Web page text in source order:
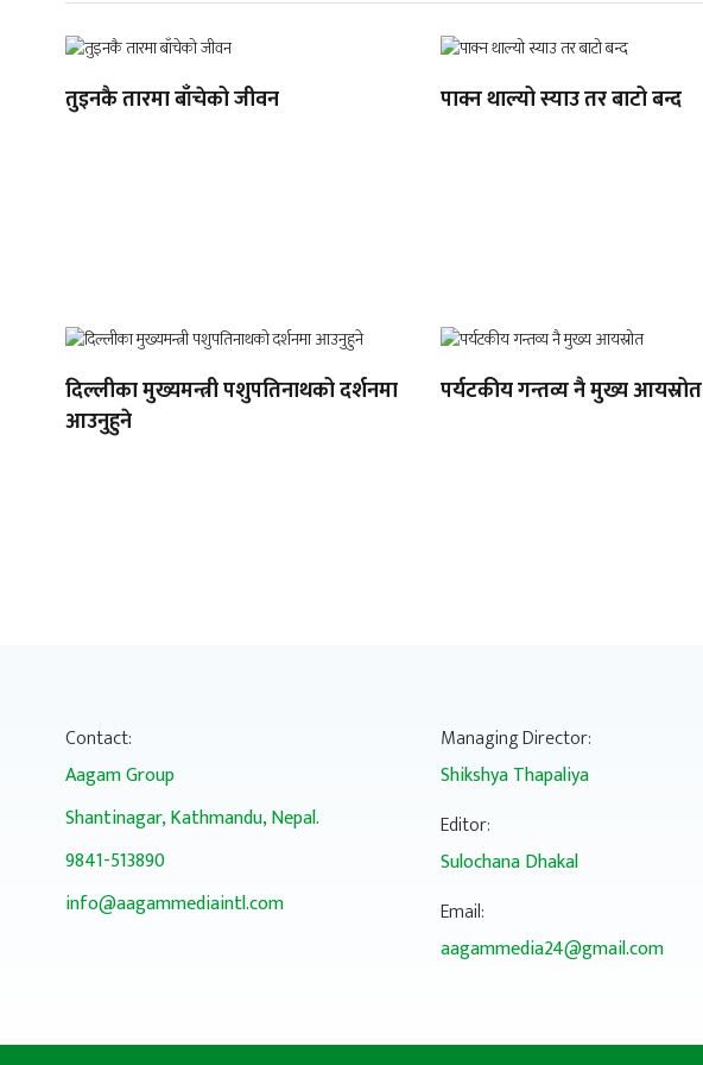
तुइनकै तारमा बाँचेको जीवन पाक्न थाल्यो स्याउ तर बाटो बन्द
दिल्लीका मुख्यमन्त्री पशुपतिनाथको दर्शनमा
आउनुहुने
पर्यटकीय गन्तव्य नै मुख्य आयस्रोत
Contact:
Aagam Group
Shantinagar, Kathmandu, Nepal.
9841-513890
info@aagammediaintl.com
Managing Director:
Shikshya Thapaliya
Editor:
Sulochana Dhakal
Email:
aagammedia24@gmail.com